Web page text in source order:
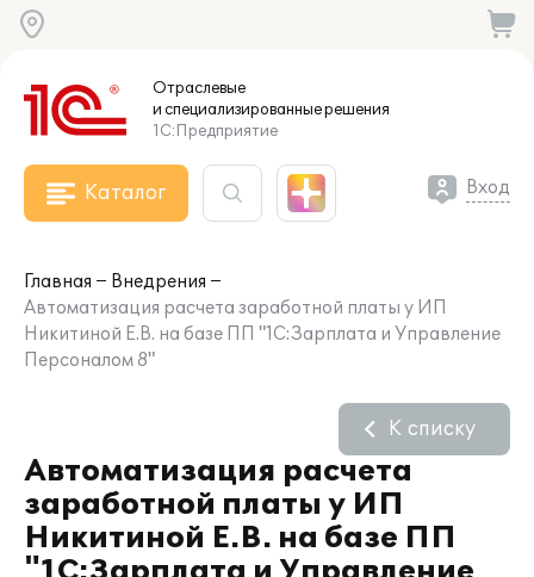
Отраслевые
и специализированныерешения
1С:Предприятие
Каталог Вход
Главная
Внедрения
Автоматизация расчета заработной платы у ИП
Никитиной Е.В. на базе ПП "1С:Зарплата и Управление
Персоналом 8"
Автоматизация расчета
заработной платы у ИП
Никитиной Е.В. на базе ПП
К списку